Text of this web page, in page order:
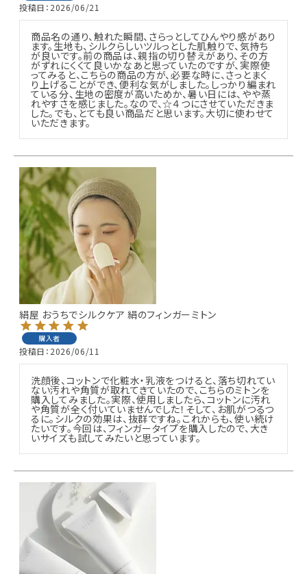
投稿日 2026/06/21
商品名の通り、触れた瞬間、さらっとしてひんやり感があり
ます。生地も、シルクらしいツルっとした肌触りで、気持ち
が良いです。前の商品は、親指の切り替えがあり、その方
がずれにくくて良いかなあと思っていたのですが、実際使
ってみると、こちらの商品の方が、必要な時に、さっとまく
り上げることができ、便利な気がしました。しっかり編まれ
ている分、生地の密度が高いためか、暑い日には、やや蒸
れやすさを感じました。なので、☆４つにさせていただきま
した。でも、とても良い商品だと思います。大切に使わせて
いただきます。
絹屋 おうちでシルクケア 絹のフィンガーミトン
購入者
投稿日 2026/06/11
洗顔後、コットンで化粧水・乳液をつけると、落ち切れてい
ない汚れや角質が取れてきていたので、こちらのミトンを
購入してみました。実際、使用しましたら、コットンに汚れ
や角質が全く付いていませんでした！そして、お肌がつるつ
るに。シルクの効果は、抜群ですね。これからも、使い続け
たいです。今回は、フィンガータイプを購入したので、大き
いサイズも試してみたいと思っています。